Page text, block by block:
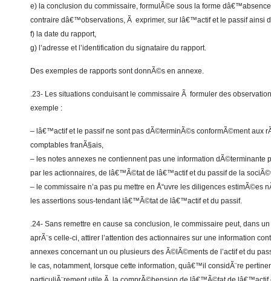
e) la conclusion du commissaire, formulÃ©e sous la forme
contraire dâ€™observations, Ã exprimer, sur lâ€™actif et le passif ainsi
f) la date du rapport,
g) l’adresse et l’identification du signataire du rapport.
Des exemples de rapports sont donnÃ©s en annexe.
.23- Les situations conduisant le commissaire Ã formuler des
exemple :
– lâ€™actif et le passif ne sont pas dÃ©terminÃ©s conformÃ©ment aux
comptables franÃ§ais,
– les notes annexes ne contiennent pas une information dÃ©terminante
par les actionnaires, de lâ€™Ã©tat de lâ€™actif et du passif de la
– le commissaire n’a pas pu mettre en Å“uvre les diligences estimÃ©es
les assertions sous-tendant lâ€™Ã©tat de lâ€™actif et du passif.
.24- Sans remettre en cause sa conclusion, le commissaire peut, dans
aprÃ¨s celle-ci, attirer l’attention des actionnaires sur une information
annexes concernant un ou plusieurs des Ã©lÃ©ments de l’actif et du
le cas, notamment, lorsque cette information, quâ€™il considÃ¨re